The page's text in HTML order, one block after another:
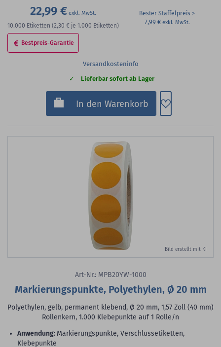
22,99 €
10.000 Etiketten (2,30 € je 1.000 Etiketten)
Bester Staffelpreis
7,99 €
Bestpreis-Garantie
Versandkosteninfo
Lieferbar sofort ab Lager
In den Warenkorb Zum
Bild erstellt mit KI
Art-Nr.: MPB20YW-1000
Markierungspunkte, Polyethylen, Ø 20 mm
Polyethylen, gelb, permanent klebend, Ø 20 mm, 1,57 Zoll (40 mm)
Rollenkern, 1.000 Klebepunkte auf 1 Rolle/n
Anwendung: Markierungspunkte, Verschlussetiketten,
Klebepunkte